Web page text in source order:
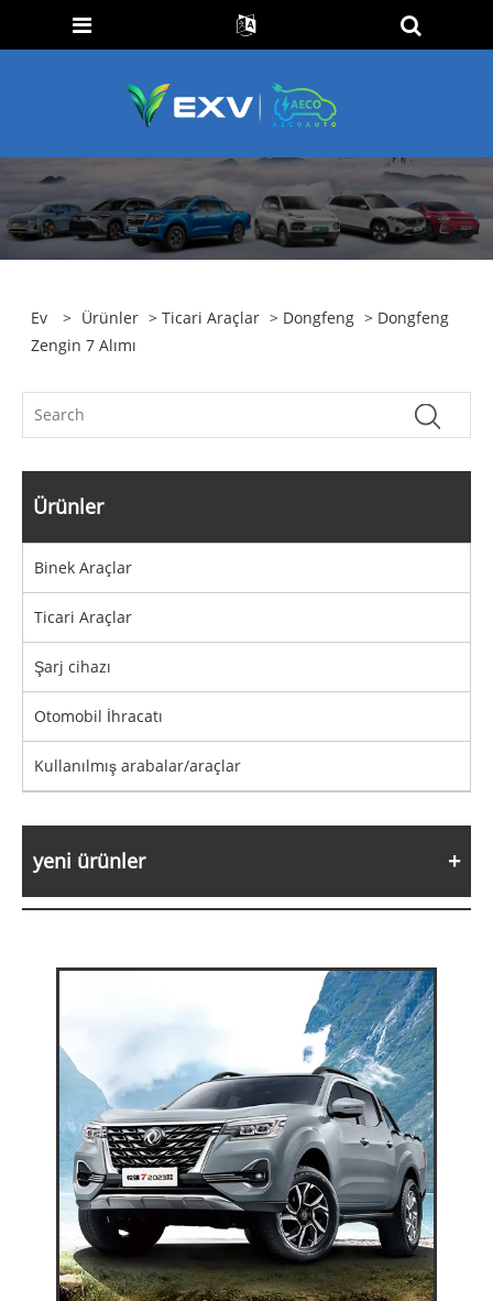
Ev > Ürünler >Ticari Araçlar > Dongfeng > Dongfeng
Zengin 7 Alımı
Ürünler
Binek Araçlar
Ticari Araçlar
Şarj cihazı
Otomobil İhracatı
Kullanılmış arabalar/araçlar
yeni ürünler